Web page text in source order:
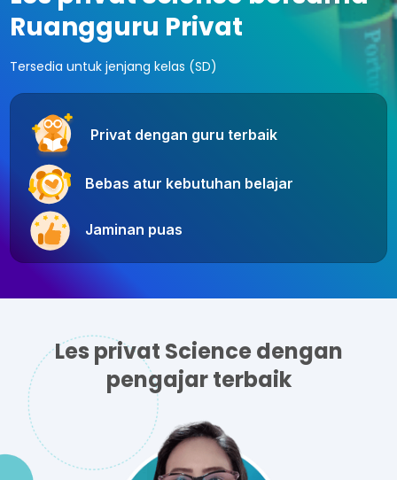
Ruangguru Privat
Tersedia untuk jenjang kelas (SD)
Privat dengan guru terbaik
Bebas atur kebutuhan belajar
Jaminan puas
Les privat Science dengan
pengajar terbaik